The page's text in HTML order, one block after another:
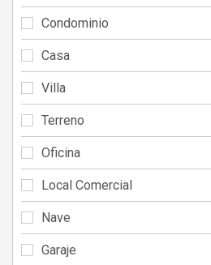
Condominio
Casa
Villa
Terreno
Oficina
Local Comercial
Nave
Garaje